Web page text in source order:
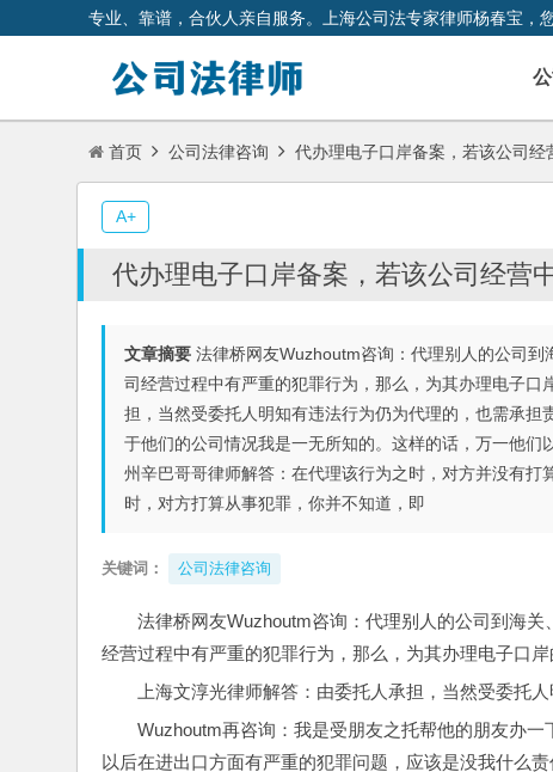
专业、靠谱，合伙人亲自服务。上海公司法专家律师杨春宝，
首页 公司法律咨询 代办理电子口岸备案，若该公司
代办理电子口岸备案，若该公司经营
文章摘要 法律桥网友Wuzhoutm咨询：代理别人的公司
司经营过程中有严重的犯罪行为，那么，为其办理电子
担，当然受委托人明知有违法行为仍为代理的，也需承
于他们的公司情况我是一无所知的。这样的话，万一他
州辛巴哥哥律师解答：在代理该行为之时，对方并没有
时，对方打算从事犯罪，你并不知道，即
关键词： 公司法律咨询
法律桥网友Wuzhoutm咨询：代理别人的公司到海
经营过程中有严重的犯罪行为，那么，为其办理电子口
上海文淳光律师解答：由委托人承担，当然受委托
Wuzhoutm再咨询：我是受朋友之托帮他的朋友办
以后在进出口方面有严重的犯罪问题，应该是没我什么责
A+